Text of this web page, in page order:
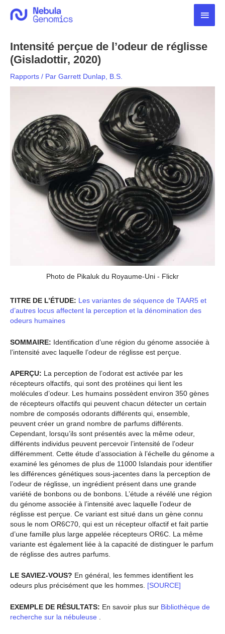
Intensité perçue de l’odeur de réglisse
(Gisladottir, 2020)
Rapports / Par Garrett Dunlap, B.S.
Photo de Pikaluk du Royaume-Uni - Flickr
TITRE DE L’ÉTUDE: Les variantes de séquence de TAAR5 et
d’autres locus affectent la perception et la dénomination des
odeurs humaines
SOMMAIRE: Identification d’une région du génome associée à
l’intensité avec laquelle l’odeur de réglisse est perçue.
APERÇU: La perception de l’odorat est activée par les
récepteurs olfactifs, qui sont des protéines qui lient les
molécules d’odeur. Les humains possèdent environ 350 gènes
de récepteurs olfactifs qui peuvent chacun détecter un certain
nombre de composés odorants différents qui, ensemble,
peuvent créer un grand nombre de parfums différents.
Cependant, lorsqu’ils sont présentés avec la même odeur,
différents individus peuvent percevoir l’intensité de l’odeur
différemment. Cette étude d’association à l’échelle du génome a
examiné les génomes de plus de 11000 Islandais pour identifier
les différences génétiques sous-jacentes dans la perception de
l’odeur de réglisse, un ingrédient présent dans une grande
variété de bonbons ou de bonbons. L’étude a révélé une région
du génome associée à l’intensité avec laquelle l’odeur de
réglisse est perçue. Ce variant est situé dans un gène connu
sous le nom OR6C70, qui est un récepteur olfactif et fait partie
d’une famille plus large appelée récepteurs OR6C. La même
variante est également liée à la capacité de distinguer le parfum
de réglisse des autres parfums.
LE SAVIEZ-VOUS? En général, les femmes identifient les
odeurs plus précisément que les hommes. [SOURCE]
EXEMPLE DE RÉSULTATS: En savoir plus sur Bibliothèque de
recherche sur la nébuleuse